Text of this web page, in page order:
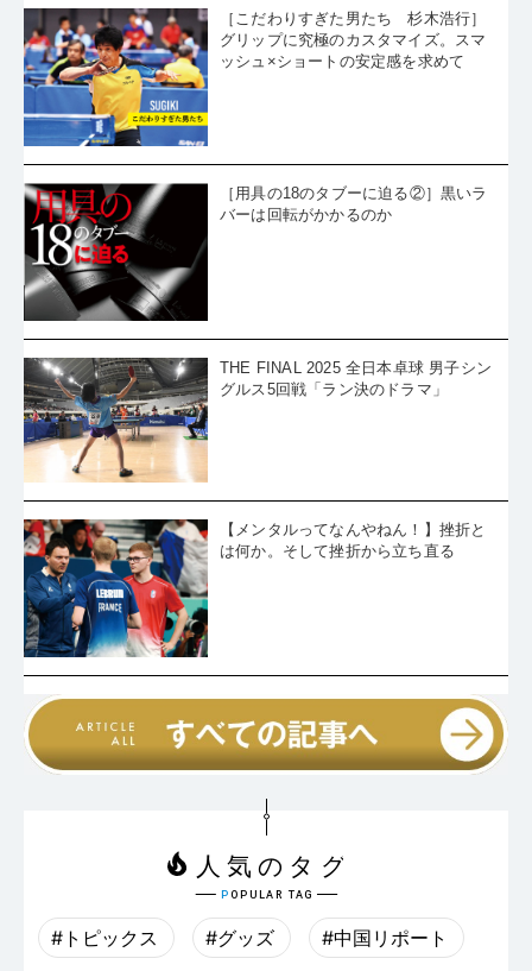
［こだわりすぎた男たち 杉木浩行］
グリップに究極のカスタマイズ。スマ
ッシュ×ショートの安定感を求めて
［用具の18のタブーに迫る②］黒いラ
バーは回転がかかるのか
THE FINAL 2025 全日本卓球 男子シン
グルス5回戦「ラン決のドラマ」
【メンタルってなんやねん！】挫折と
は何か。そして挫折から立ち直る
#トピックス #グッズ #中国リポート